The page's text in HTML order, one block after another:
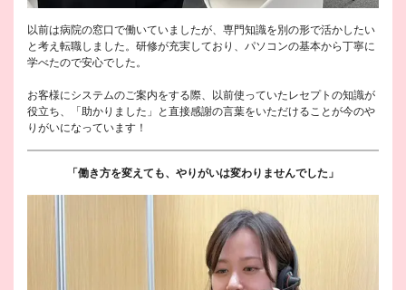
以前は病院の窓口で働いていましたが、専門知識を別の形で活かしたい
と考え転職しました。研修が充実しており、パソコンの基本から丁寧に
学べたので安心でした。
お客様にシステムのご案内をする際、以前使っていたレセプトの知識が
役立ち、「助かりました」と直接感謝の言葉をいただけることが今のや
りがいになっています！
「働き方を変えても、やりがいは変わりませんでした」